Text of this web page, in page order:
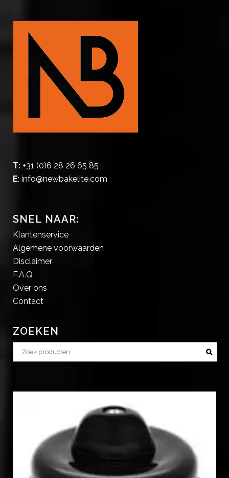
T: +31 (0)6 28 26 65 85
E: info@newbakelite.com
SNEL NAAR:
Klantenservice
Algemene voorwaarden
Disclaimer
F.A.Q
Over ons
Contact
ZOEKEN